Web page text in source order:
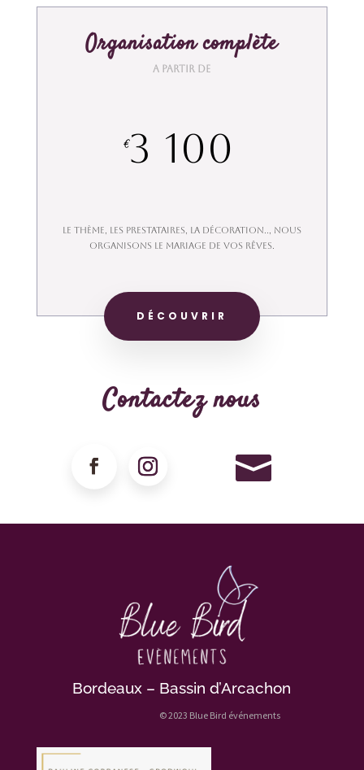
Organisation complète
A partir de
€3 100
LE THÈME, LES PRESTATAIRES, LA DÉCORATION.., NOUS
ORGANISONS LE MARIAGE DE VOS RÊVES.
DÉCOUVRIR
Contactez nous

Bordeaux – Bassin d’Arcachon
© 2023 Blue Bird événements